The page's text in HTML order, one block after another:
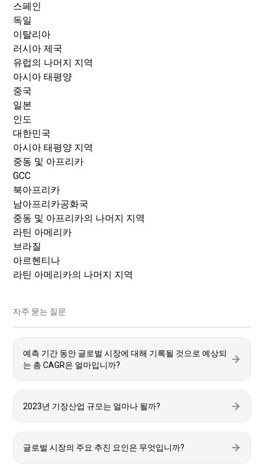
스페인
독일
이탈리아
러시아 제국
유럽의 나머지 지역
아시아 태평양
중국
일본
인도
대한민국
아시아 태평양 지역
중동 및 아프리카
GCC
북아프리카
남아프리카공화국
중동 및 아프리카의 나머지 지역
라틴 아메리카
브라질
아르헨티나
라틴 아메리카의 나머지 지역
자주 묻는 질문
예측 기간 동안 글로벌 시장에 대해 기록될 것으로 예상되
는 총 CAGR은 얼마입니까?
2023년 기장산업 규모는 얼마나 될까?
글로벌 시장의 주요 추진 요인은 무엇입니까?